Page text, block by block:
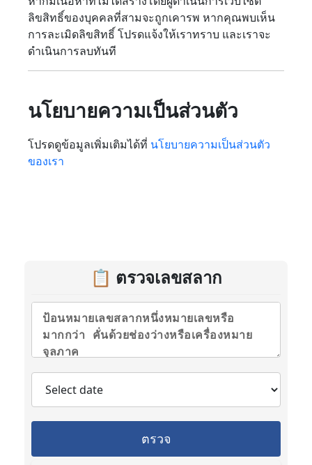
ลิขสิทธิ์ของบุคคลที่สามจะถูกเคารพ หากคุณพบเห็น
การละเมิดลิขสิทธิ์ โปรดแจ้งให้เราทราบ และเราจะ
ดำเนินการลบทันที
นโยบายความเป็นส่วนตัว
โปรดดูข้อมูลเพิ่มเติมได้ที่ นโยบายความเป็นส่วนตัว
ของเรา
📋 ตรวจเลขสลาก
ตรวจ